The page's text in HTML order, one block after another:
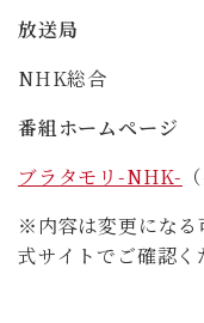
放送局
NHK総合
番組ホームページ
ブラタモリ-NHK-
※内容は変更になる
式サイトでご確認く